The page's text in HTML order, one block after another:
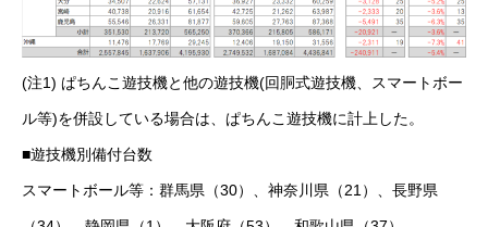
(注1) ぱちんこ遊技機と他の遊技機(回胴式遊技機、スマートボー
ル等)を併設している場合は、ぱちんこ遊技機に計上した。
■遊技機別備付台数
スマートボール等：群馬県（30）、神奈川県（21）、長野県